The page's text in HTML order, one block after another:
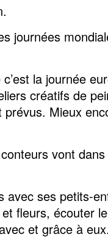
journées
la journée
créatifs de
Mieux
vont
avec ses petits-
fleurs, écouter
et grâce à